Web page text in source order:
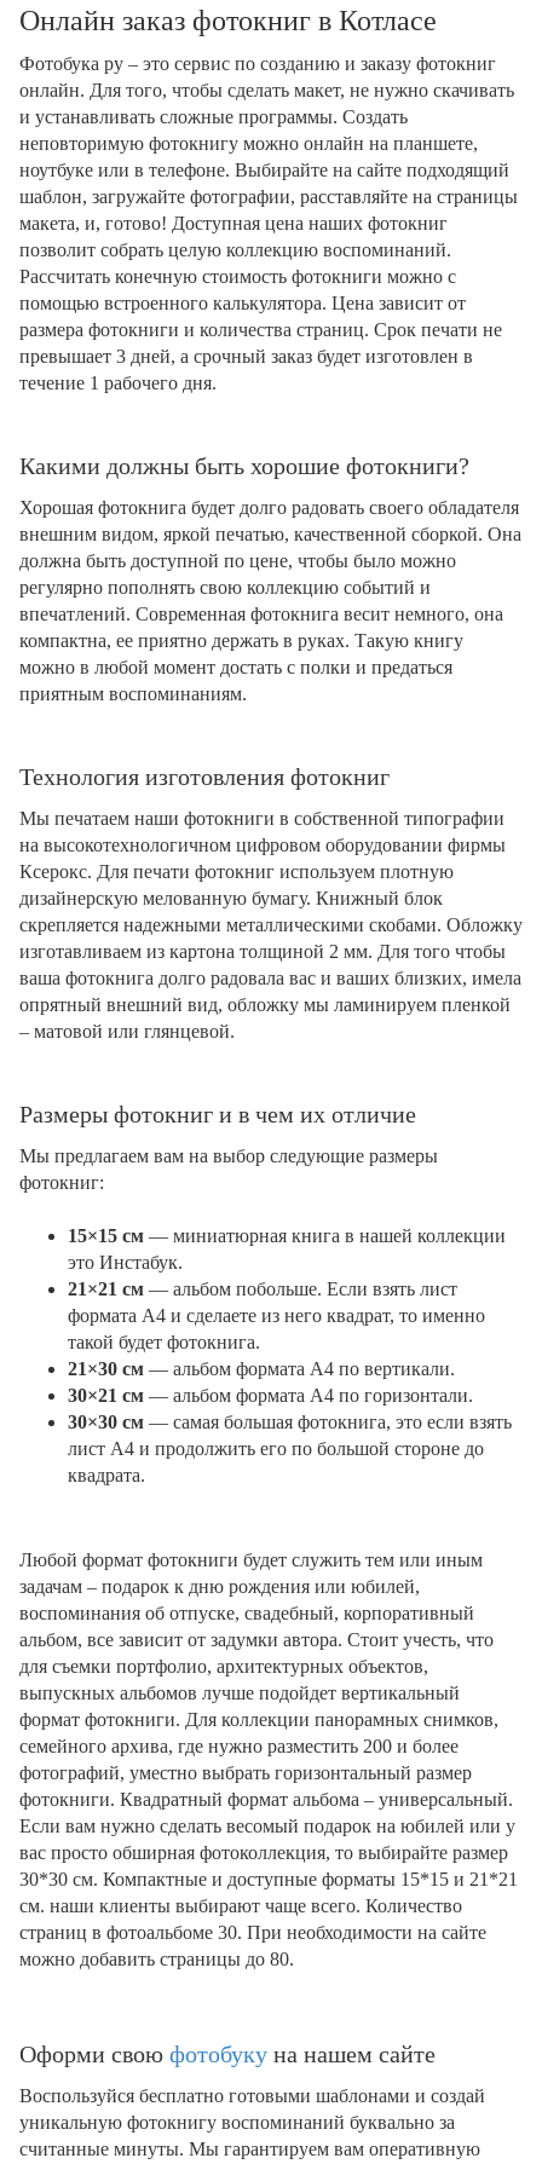
Онлайн заказ фотокниг в Котласе
Фотобука ру – это сервис по созданию и заказу фотокниг
онлайн. Для того, чтобы сделать макет, не нужно скачивать
и устанавливать сложные программы. Создать
неповторимую фотокнигу можно онлайн на планшете,
ноутбуке или в телефоне. Выбирайте на сайте подходящий
шаблон, загружайте фотографии, расставляйте на страницы
макета, и, готово! Доступная цена наших фотокниг
позволит собрать целую коллекцию воспоминаний.
Рассчитать конечную стоимость фотокниги можно с
помощью встроенного калькулятора. Цена зависит от
размера фотокниги и количества страниц. Срок печати не
превышает 3 дней, а срочный заказ будет изготовлен в
течение 1 рабочего дня.
Какими должны быть хорошие фотокниги?
Хорошая фотокнига будет долго радовать своего обладателя
внешним видом, яркой печатью, качественной сборкой. Она
должна быть доступной по цене, чтобы было можно
регулярно пополнять свою коллекцию событий и
впечатлений. Современная фотокнига весит немного, она
компактна, ее приятно держать в руках. Такую книгу
можно в любой момент достать с полки и предаться
приятным воспоминаниям.
Технология изготовления фотокниг
Мы печатаем наши фотокниги в собственной типографии
на высокотехнологичном цифровом оборудовании фирмы
Ксерокс. Для печати фотокниг используем плотную
дизайнерскую мелованную бумагу. Книжный блок
скрепляется надежными металлическими скобами. Обложку
изготавливаем из картона толщиной 2 мм. Для того чтобы
ваша фотокнига долго радовала вас и ваших близких, имела
опрятный внешний вид, обложку мы ламинируем пленкой
– матовой или глянцевой.
Размеры фотокниг и в чем их отличие
Мы предлагаем вам на выбор следующие размеры
фотокниг:
15×15 см — миниатюрная книга в нашей коллекции
это Инстабук.
21×21 см — альбом побольше. Если взять лист
формата А4 и сделаете из него квадрат, то именно
такой будет фотокнига.
21×30 см — альбом формата А4 по вертикали.
30×21 см — альбом формата А4 по горизонтали.
30×30 см — самая большая фотокнига, это если взять
лист А4 и продолжить его по большой стороне до
квадрата.
Любой формат фотокниги будет служить тем или иным
задачам – подарок к дню рождения или юбилей,
воспоминания об отпуске, свадебный, корпоративный
альбом, все зависит от задумки автора. Стоит учесть, что
для съемки портфолио, архитектурных объектов,
выпускных альбомов лучше подойдет вертикальный
формат фотокниги. Для коллекции панорамных снимков,
семейного архива, где нужно разместить 200 и более
фотографий, уместно выбрать горизонтальный размер
фотокниги. Квадратный формат альбома – универсальный.
Если вам нужно сделать весомый подарок на юбилей или у
вас просто обширная фотоколлекция, то выбирайте размер
30*30 см. Компактные и доступные форматы 15*15 и 21*21
см. наши клиенты выбирают чаще всего. Количество
страниц в фотоальбоме 30. При необходимости на сайте
можно добавить страницы до 80.
Оформи свою фотобуку на нашем сайте
Воспользуйся бесплатно готовыми шаблонами и создай
уникальную фотокнигу воспоминаний буквально за
считанные минуты. Мы гарантируем вам оперативную